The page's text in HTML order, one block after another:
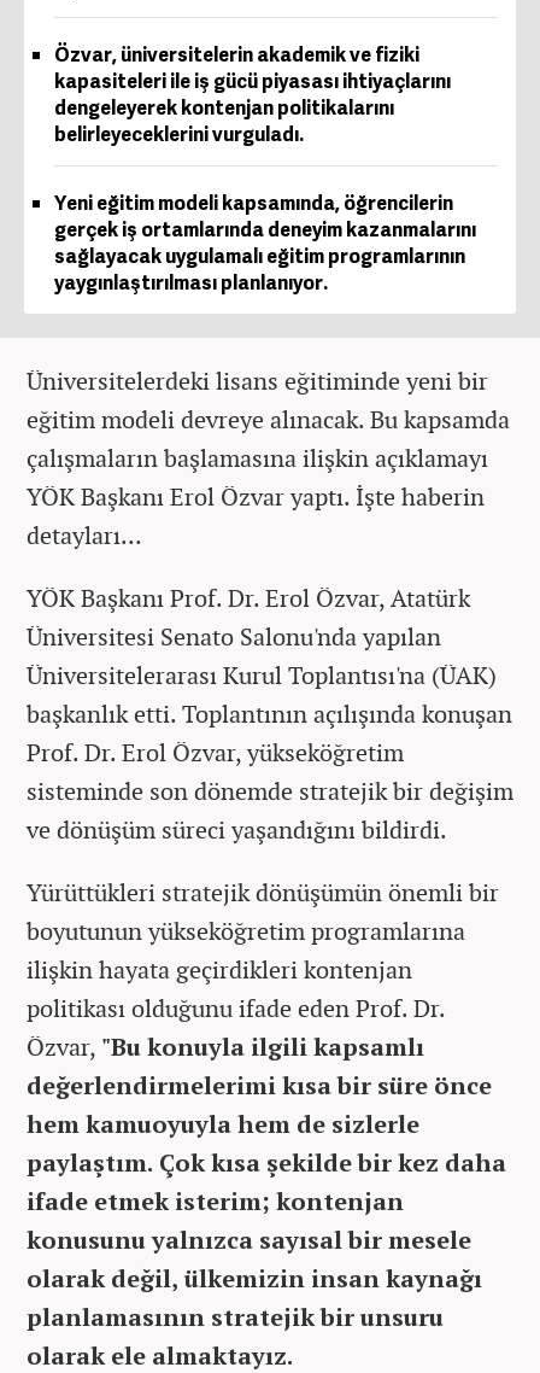
Özvar, üniversitelerin akademik ve fiziki
kapasiteleri ile iş gücü piyasası ihtiyaçlarını
dengeleyerek kontenjan politikalarını
belirleyeceklerini vurguladı.
Yeni eğitim modeli kapsamında, öğrencilerin
gerçek iş ortamlarında deneyim kazanmalarını
sağlayacak uygulamalı eğitim programlarının
yaygınlaştırılması planlanıyor.
Üniversitelerdeki lisans eğitiminde yeni bir
eğitim modeli devreye alınacak. Bu kapsamda
çalışmaların başlamasına ilişkin açıklamayı
YÖK Başkanı Erol Özvar yaptı. İşte haberin
detayları...
YÖK Başkanı Prof. Dr. Erol Özvar, Atatürk
Üniversitesi Senato Salonu'nda yapılan
Üniversitelerarası Kurul Toplantısı'na (ÜAK)
başkanlık etti. Toplantının açılışında konuşan
Prof. Dr. Erol Özvar, yükseköğretim
sisteminde son dönemde stratejik bir değişim
ve dönüşüm süreci yaşandığını bildirdi.
Yürüttükleri stratejik dönüşümün önemli bir
boyutunun yükseköğretim programlarına
ilişkin hayata geçirdikleri kontenjan
politikası olduğunu ifade eden Prof. Dr.
Özvar, "Bu konuyla ilgili kapsamlı
değerlendirmelerimi kısa bir süre önce
hem kamuoyuyla hem de sizlerle
paylaştım. Çok kısa şekilde bir kez daha
ifade etmek isterim; kontenjan
konusunu yalnızca sayısal bir mesele
olarak değil, ülkemizin insan kaynağı
planlamasının stratejik bir unsuru
olarak ele almaktayız.